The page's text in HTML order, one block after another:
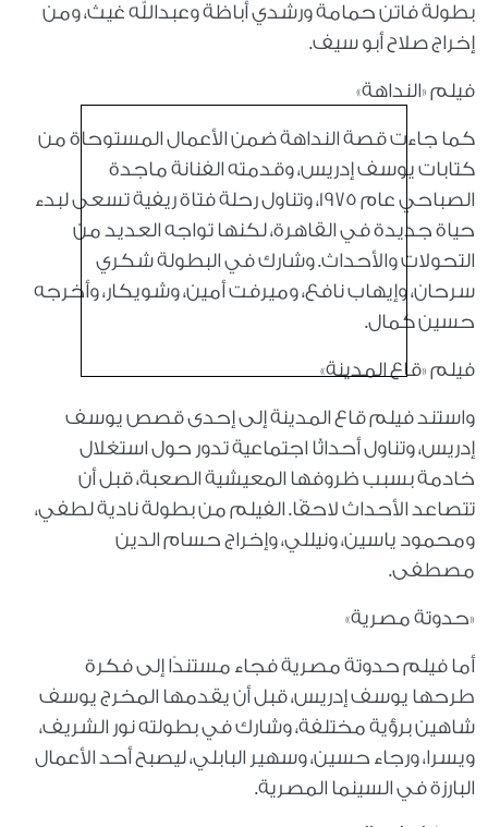
بطولة فاتن حمامة ورشدي أباظة وعبدالله غيث، ومن
إخراج صلاح أبو سيف.
فيلم «النداهة»
كما جاءت قصة النداهة ضمن الأعمال المستوحاة من
كتابات يوسف إدريس، وقدمته الفنانة ماجدة
الصباحي عام 1975، وتناول رحلة فتاة ريفية تسعى لبدء
حياة جديدة في القاهرة، لكنها تواجه العديد من
التحولات والأحداث. وشارك في البطولة شكري
سرحان، وإيهاب نافع، وميرفت أمين، وشويكار، وأخرجه
حسين كمال.
فيلم «قاع المدينة»
واستند فيلم قاع المدينة إلى إحدى قصص يوسف
إدريس، وتناول أحداثًا اجتماعية تدور حول استغلال
خادمة بسبب ظروفها المعيشية الصعبة، قبل أن
تتصاعد الأحداث لاحقًا. الفيلم من بطولة نادية لطفي،
ومحمود ياسين، ونيللي، وإخراج حسام الدين
مصطفى.
«حدوتة مصرية»
أما فيلم حدوتة مصرية فجاء مستندًا إلى فكرة
طرحها يوسف إدريس، قبل أن يقدمها المخرج يوسف
شاهين برؤية مختلفة، وشارك في بطولته نور الشريف،
ويسرا، ورجاء حسين، وسهير البابلي، ليصبح أحد الأعمال
البارزة في السينما المصرية.